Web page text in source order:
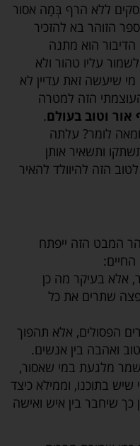
ללא הרף בְּמָה אסור
הזוהר בא להזכיר
הוא מתנה
עליו טהור ולא
מי שיעשה זאת עדיין לא
הזה למטרה
אור וטוב בעולם.
לומר? עלתה
ותשאיר אותן
הזה להיוולד להאיר
המבט הזה ייפתח
אלא בעיקר מה כן
שתרים את כל
הפסולים, אלא תהפוך
ואהבה בין אנשים.
מלגעת במי שאסור,
בתוכנו, וממילא כיצד
כך שיחבר בין איש ואישה